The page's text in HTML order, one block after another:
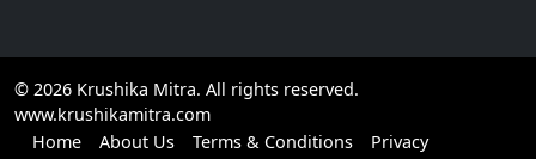
© 2026 Krushika Mitra. All rights reserved.
www.krushikamitra.com
Home
About Us Terms & Conditions
Privacy